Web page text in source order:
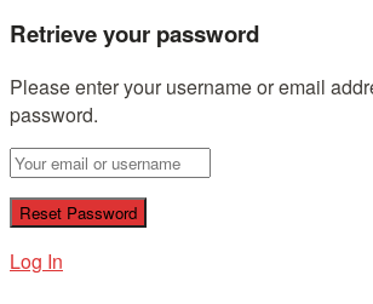
Retrieve your password
Please enter your username or email
password.
Log In